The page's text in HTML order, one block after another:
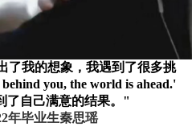
了我的想象，我遇到了很多挑
you, the world is ahead.'
了自己满意的结果。"
年毕业生秦思瑶